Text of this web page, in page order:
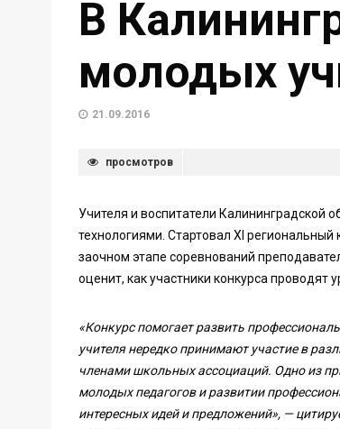
В
молодых
21.09.2016
просмотров
Учителя и воспитатели Калининградской
технологиями. Стартовал XI
заочном этапе соревнований
оценит, как участники конкурса проводят
«Конкурс помогает развить
учителя нередко принимают участие в
членами школьных ассоциаций. Одно из
молодых педагогов и развитии
интересных идей и предложений», —